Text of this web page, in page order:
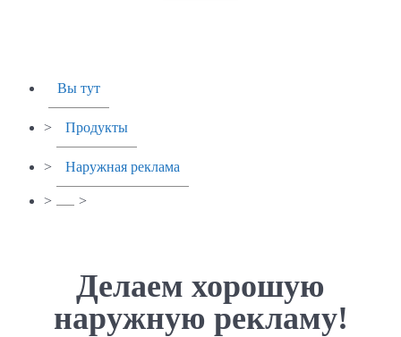
Вы тут
> Продукты
> Наружная реклама
> >
Делаем хорошую
наружную рекламу!